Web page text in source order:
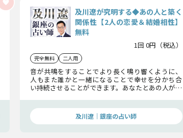
及川遼が究明する◆あの人と築く
関係性【2人の恋愛＆結婚相性】
無料
1回 0円（税込）
完全無料 二人用
音が共鳴をすることでより長く鳴り響くように、
人もまた誰かと一緒になることで幸せを分かち合
い持続させることができます。あなたとあの人が持
及川遼｜銀座の占い師